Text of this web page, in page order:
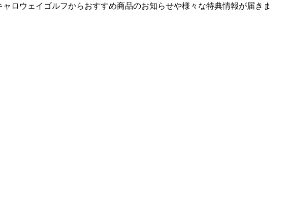
ロウェイゴルフからおすすめ商品のお知らせや様々な特典情報が届きま